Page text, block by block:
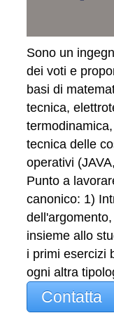
Sono un
dei voti e
basi di
tecnica,
tecnica delle
operativi
Punto a
canonico: 1)
insieme allo
i primi esercizi
ogni altra
Contatta